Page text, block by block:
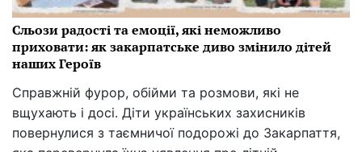
Сльози радості та емоції, які неможливо
приховати: як закарпатське диво змінило дітей
наших Героїв
Справжній фурор, обійми та розмови, які не
вщухають і досі. Діти українських захисників
повернулися з таємничої подорожі до Закарпаття,